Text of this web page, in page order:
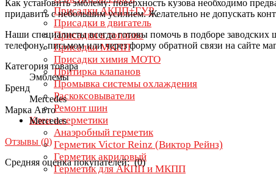
Присадки АКПП+ГУР
Присадки в двигатель
Присадки в топливо
Присадки МКПП
Присадки химия МОТО
Притирка клапанов
Промывка системы охлаждения
Раскоксовыватели
Ремонт шин
Клеи и герметики
Анаэробный герметик
Герметик Victor Reinz (Виктор Рейнз)
Герметик акриловый
Герметик для АКПП и МКПП
Как установить эмблему: поверхность кузова необходимо
придавить с небольшим усилием. Желательно не допускать
Наши специалисты всегда готовы помочь в подборе
телефону, письмом или через форму обратной связи на сайте
Категория товара
Эмблемы
Бренд
Mercedes
Марка Авто
Mercedes
Отзывы (0)
Средняя оценка покупателей: (0)